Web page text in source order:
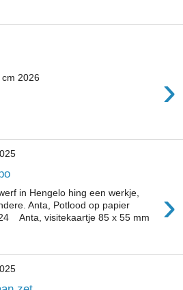
›
2026
›
in Hengelo hing een werkje,
Anta, Potlood op papier
Anta, visitekaartje 85 x 55 mm